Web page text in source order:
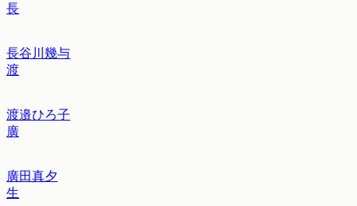
長
長谷川幾与
渡
渡邉ひろ子
廣
廣田真夕
生